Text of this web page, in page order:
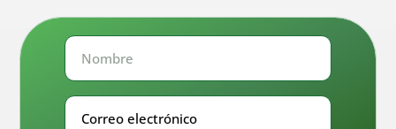
Nombre
Correo
electrónico